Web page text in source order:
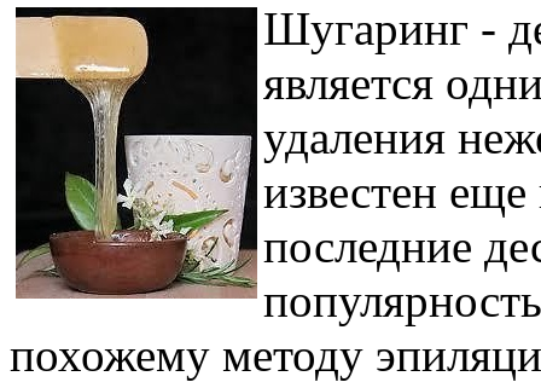
Шугаринг -
является
удаления
известен еще
последние
похожему методу